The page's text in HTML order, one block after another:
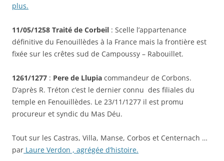
plus.
11/05/1258 Traité de Corbeil : Scelle l’appartenance
définitive du Fenouillèdes à la France mais la frontière est
fixée sur les crêtes sud de Campoussy – Rabouillet.
1261/1277 : Pere de Llupia commandeur de Corbons.
D’après R. Tréton c’est le dernier connu des filiales du
temple en Fenouillèdes. Le 23/11/1277 il est promu
procureur et syndic du Mas Déu.
Tout sur les Castras, Villa, Manse, Corbos et Centernach …
par Laure Verdon , agrégée d’histoire.